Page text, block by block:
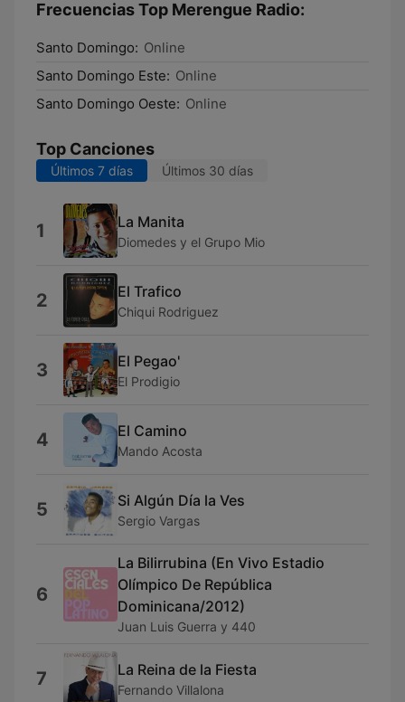
Frecuencias Top Merengue Radio:
Santo Domingo: Online
Santo Domingo Este: Online
Santo Domingo Oeste: Online
Top Canciones
Últimos 7 días Últimos 30 días
1 La Manita
Diomedes y el Grupo Mio
2 El Trafico
Chiqui Rodriguez
3 El Pegao'
El Prodigio
4 El Camino
Mando Acosta
5 Si Algún Día la Ves
Sergio Vargas
6
La Bilirrubina (En Vivo Estadio
Olímpico De República
Dominicana/2012)
Juan Luis Guerra y 440
7 La Reina de la Fiesta
Fernando Villalona